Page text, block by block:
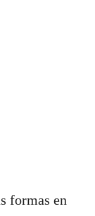
formas en